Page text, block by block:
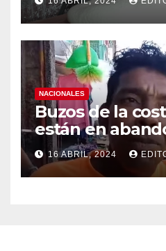
NACIONALES
Buzos de la
están en
16 ABRIL, 2024